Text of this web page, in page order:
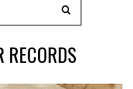
RECORDS